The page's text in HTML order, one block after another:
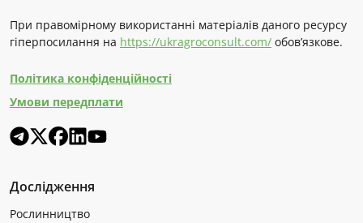
При правомірному використанні матеріалів даного ресурсу
гіперпосилання на https://ukragroconsult.com/ обов’язкове.
Політика конфіденційності
Умови передплати
Дослідження
Рослинництво